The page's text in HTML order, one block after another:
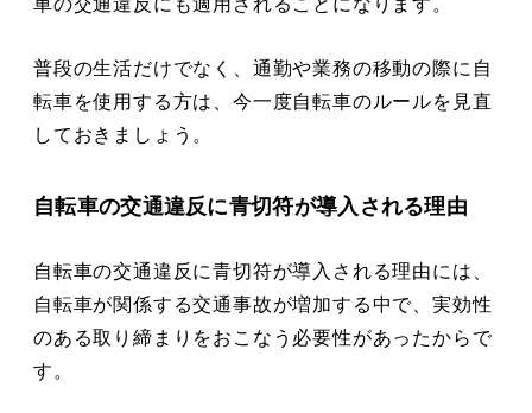
車の交通違反にも適用されることになります。
普段の生活だけでなく、通勤や業務の移動の際に自
転車を使用する方は、今一度自転車のルールを見直
しておきましょう。
自転車の交通違反に青切符が導入される理由
自転車の交通違反に青切符が導入される理由には、
自転車が関係する交通事故が増加する中で、実効性
のある取り締まりをおこなう必要性があったからで
す。